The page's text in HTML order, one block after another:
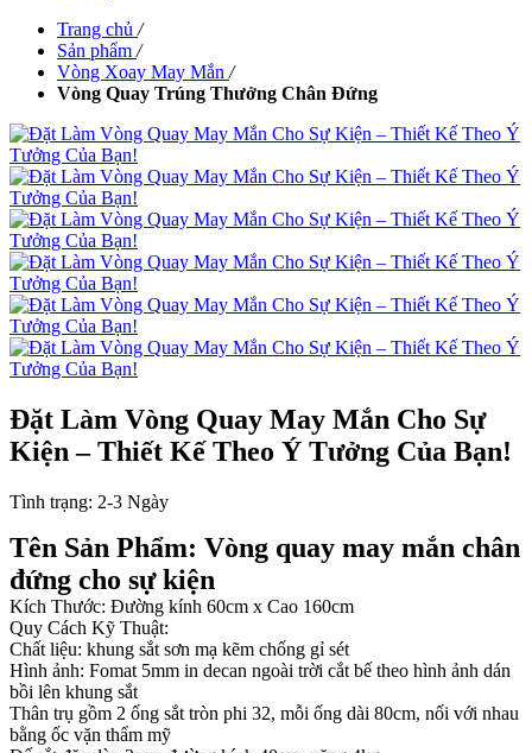
Trang chủ /
Sản phẩm /
Vòng Xoay May Mắn /
Vòng Quay Trúng Thưởng Chân Đứng
Đặt Làm Vòng Quay May Mắn Cho Sự
Kiện – Thiết Kế Theo Ý Tưởng Của Bạn!
Tình trạng: 2-3 Ngày
Tên Sản Phẩm: Vòng quay may mắn chân
đứng cho sự kiện
Kích Thước: Đường kính 60cm x Cao 160cm
Quy Cách Kỹ Thuật:
Chất liệu: khung sắt sơn mạ kẽm chống gỉ sét
Hình ảnh: Fomat 5mm in decan ngoài trời cắt bế theo hình ảnh dán
bồi lên khung sắt
Thân trụ gồm 2 ống sắt tròn phi 32, mỗi ống dài 80cm, nối với nhau
bằng ốc vặn thẩm mỹ